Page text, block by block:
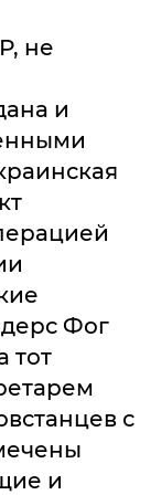
не
и
Фог
тот
с
и